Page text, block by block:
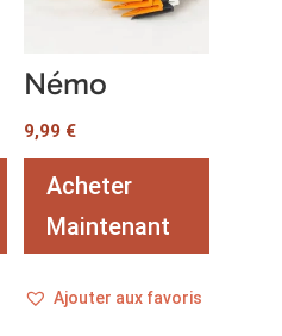
Némo
9,99 €
Acheter
Maintenant
Ajouter aux favoris